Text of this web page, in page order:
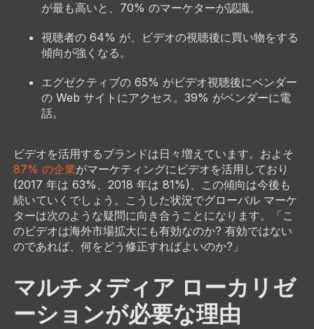
が最も高いと、70% のマーケターが認識。
視聴者の 64% が、ビデオの視聴後に買い物をする
傾向が強くなる。
エグゼクティブの 65% がビデオ視聴後にベンダー
の Web サイトにアクセス。39% がベンダーに電
話。
ビデオを活用するブランドは日々増えています。およそ
87% の企業がマーケティングにビデオを活用しており
(2017 年は 63%、2018 年は 81%)、この傾向は今後も
続いていくでしょう。こうした状況でグローバル マーケ
ターは次のような疑問に向き合うことになります。「こ
のビデオは海外市場拡大にも有効なのか? 有効ではない
のであれば、何をどう修正すればよいのか?」
マルチメディア ローカリゼ
ーションが必要な理由